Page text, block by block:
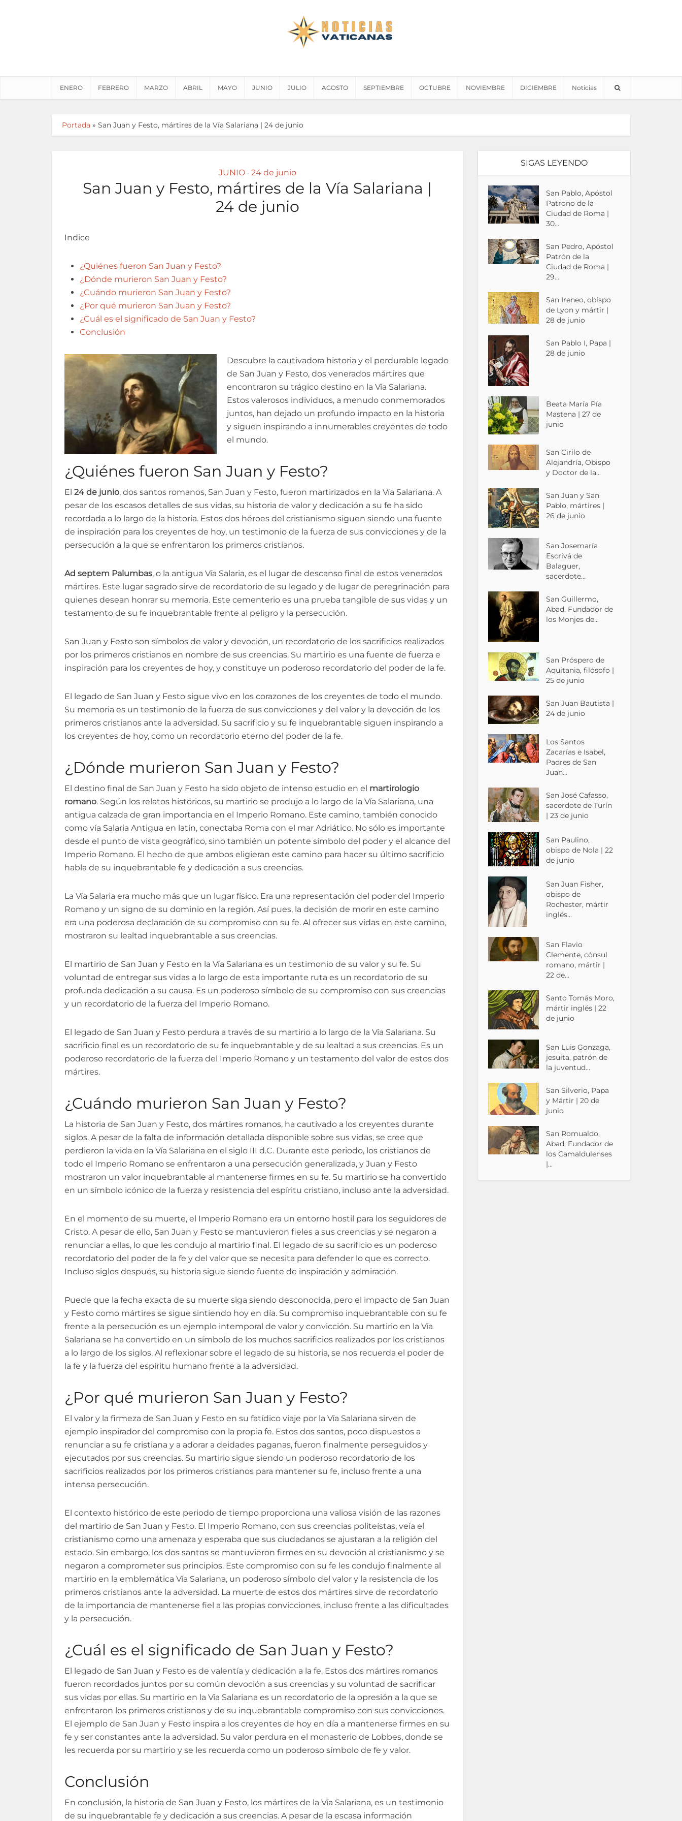
ENERO FEBRERO MARZO ABRIL MAYO JUNIO JULIO AGOSTO SEPTIEMBRE OCTUBRE NOVIEMBRE DICIEMBRE Noticias
Portada » San Juan y Festo, mártires de la Vía Salariana | 24 de junio
JUNIO • 24 de junio
San Juan y Festo, mártires de la Vía Salariana |
24 de junio
Indice
¿Quiénes fueron San Juan y Festo?
¿Dónde murieron San Juan y Festo?
¿Cuándo murieron San Juan y Festo?
¿Por qué murieron San Juan y Festo?
¿Cuál es el significado de San Juan y Festo?
Conclusión
Descubre la cautivadora historia y el perdurable legado
de San Juan y Festo, dos venerados mártires que
encontraron su trágico destino en la Vía Salariana.
Estos valerosos individuos, a menudo conmemorados
juntos, han dejado un profundo impacto en la historia
y siguen inspirando a innumerables creyentes de todo
el mundo.
¿Quiénes fueron San Juan y Festo?
El 24 de junio, dos santos romanos, San Juan y Festo, fueron martirizados en la Vía Salariana. A
pesar de los escasos detalles de sus vidas, su historia de valor y dedicación a su fe ha sido
recordada a lo largo de la historia. Estos dos héroes del cristianismo siguen siendo una fuente
de inspiración para los creyentes de hoy, un testimonio de la fuerza de sus convicciones y de la
persecución a la que se enfrentaron los primeros cristianos.
Ad septem Palumbas, o la antigua Vía Salaria, es el lugar de descanso final de estos venerados
mártires. Este lugar sagrado sirve de recordatorio de su legado y de lugar de peregrinación para
quienes desean honrar su memoria. Este cementerio es una prueba tangible de sus vidas y un
testamento de su fe inquebrantable frente al peligro y la persecución.
San Juan y Festo son símbolos de valor y devoción, un recordatorio de los sacrificios realizados
por los primeros cristianos en nombre de sus creencias. Su martirio es una fuente de fuerza e
inspiración para los creyentes de hoy, y constituye un poderoso recordatorio del poder de la fe.
El legado de San Juan y Festo sigue vivo en los corazones de los creyentes de todo el mundo.
Su memoria es un testimonio de la fuerza de sus convicciones y del valor y la devoción de los
primeros cristianos ante la adversidad. Su sacrificio y su fe inquebrantable siguen inspirando a
los creyentes de hoy, como un recordatorio eterno del poder de la fe.
¿Dónde murieron San Juan y Festo?
El destino final de San Juan y Festo ha sido objeto de intenso estudio en el martirologio
romano. Según los relatos históricos, su martirio se produjo a lo largo de la Vía Salariana, una
antigua calzada de gran importancia en el Imperio Romano. Este camino, también conocido
como vía Salaria Antigua en latín, conectaba Roma con el mar Adriático. No sólo es importante
desde el punto de vista geográfico, sino también un potente símbolo del poder y el alcance del
Imperio Romano. El hecho de que ambos eligieran este camino para hacer su último sacrificio
habla de su inquebrantable fe y dedicación a sus creencias.
La Vía Salaria era mucho más que un lugar físico. Era una representación del poder del Imperio
Romano y un signo de su dominio en la región. Así pues, la decisión de morir en este camino
era una poderosa declaración de su compromiso con su fe. Al ofrecer sus vidas en este camino,
mostraron su lealtad inquebrantable a sus creencias.
El martirio de San Juan y Festo en la Vía Salariana es un testimonio de su valor y su fe. Su
voluntad de entregar sus vidas a lo largo de esta importante ruta es un recordatorio de su
profunda dedicación a su causa. Es un poderoso símbolo de su compromiso con sus creencias
y un recordatorio de la fuerza del Imperio Romano.
El legado de San Juan y Festo perdura a través de su martirio a lo largo de la Vía Salariana. Su
sacrificio final es un recordatorio de su fe inquebrantable y de su lealtad a sus creencias. Es un
poderoso recordatorio de la fuerza del Imperio Romano y un testamento del valor de estos dos
mártires.
¿Cuándo murieron San Juan y Festo?
La historia de San Juan y Festo, dos mártires romanos, ha cautivado a los creyentes durante
siglos. A pesar de la falta de información detallada disponible sobre sus vidas, se cree que
perdieron la vida en la Vía Salariana en el siglo III d.C. Durante este periodo, los cristianos de
todo el Imperio Romano se enfrentaron a una persecución generalizada, y Juan y Festo
mostraron un valor inquebrantable al mantenerse firmes en su fe. Su martirio se ha convertido
en un símbolo icónico de la fuerza y resistencia del espíritu cristiano, incluso ante la adversidad.
En el momento de su muerte, el Imperio Romano era un entorno hostil para los seguidores de
Cristo. A pesar de ello, San Juan y Festo se mantuvieron fieles a sus creencias y se negaron a
renunciar a ellas, lo que les condujo al martirio final. El legado de su sacrificio es un poderoso
recordatorio del poder de la fe y del valor que se necesita para defender lo que es correcto.
Incluso siglos después, su historia sigue siendo fuente de inspiración y admiración.
Puede que la fecha exacta de su muerte siga siendo desconocida, pero el impacto de San Juan
y Festo como mártires se sigue sintiendo hoy en día. Su compromiso inquebrantable con su fe
frente a la persecución es un ejemplo intemporal de valor y convicción. Su martirio en la Vía
Salariana se ha convertido en un símbolo de los muchos sacrificios realizados por los cristianos
a lo largo de los siglos. Al reflexionar sobre el legado de su historia, se nos recuerda el poder de
la fe y la fuerza del espíritu humano frente a la adversidad.
¿Por qué murieron San Juan y Festo?
El valor y la firmeza de San Juan y Festo en su fatídico viaje por la Vía Salariana sirven de
ejemplo inspirador del compromiso con la propia fe. Estos dos santos, poco dispuestos a
renunciar a su fe cristiana y a adorar a deidades paganas, fueron finalmente perseguidos y
ejecutados por sus creencias. Su martirio sigue siendo un poderoso recordatorio de los
sacrificios realizados por los primeros cristianos para mantener su fe, incluso frente a una
intensa persecución.
El contexto histórico de este periodo de tiempo proporciona una valiosa visión de las razones
del martirio de San Juan y Festo. El Imperio Romano, con sus creencias politeístas, veía el
cristianismo como una amenaza y esperaba que sus ciudadanos se ajustaran a la religión del
estado. Sin embargo, los dos santos se mantuvieron firmes en su devoción al cristianismo y se
negaron a comprometer sus principios. Este compromiso con su fe les condujo finalmente al
martirio en la emblemática Vía Salariana, un poderoso símbolo del valor y la resistencia de los
primeros cristianos ante la adversidad. La muerte de estos dos mártires sirve de recordatorio
de la importancia de mantenerse fiel a las propias convicciones, incluso frente a las dificultades
y la persecución.
¿Cuál es el significado de San Juan y Festo?
El legado de San Juan y Festo es de valentía y dedicación a la fe. Estos dos mártires romanos
fueron recordados juntos por su común devoción a sus creencias y su voluntad de sacrificar
sus vidas por ellas. Su martirio en la Vía Salariana es un recordatorio de la opresión a la que se
enfrentaron los primeros cristianos y de su inquebrantable compromiso con sus convicciones.
El ejemplo de San Juan y Festo inspira a los creyentes de hoy en día a mantenerse firmes en su
fe y ser constantes ante la adversidad. Su valor perdura en el monasterio de Lobbes, donde se
les recuerda por su martirio y se les recuerda como un poderoso símbolo de fe y valor.
Conclusión
En conclusión, la historia de San Juan y Festo, los mártires de la Vía Salariana, es un testimonio
de su inquebrantable fe y dedicación a sus creencias. A pesar de la escasa información
SIGAS LEYENDO
San Pablo, Apóstol
Patrono de la
Ciudad de Roma |
30...
San Pedro, Apóstol
Patrón de la
Ciudad de Roma |
29...
San Ireneo, obispo
de Lyon y mártir |
28 de junio
San Pablo I, Papa |
28 de junio
Beata María Pía
Mastena | 27 de
junio
San Cirilo de
Alejandría, Obispo
y Doctor de la...
San Juan y San
Pablo, mártires |
26 de junio
San Josemaría
Escrivá de
Balaguer,
sacerdote...
San Guillermo,
Abad, Fundador de
los Monjes de...
San Próspero de
Aquitania, filósofo |
25 de junio
San Juan Bautista |
24 de junio
Los Santos
Zacarías e Isabel,
Padres de San
Juan...
San José Cafasso,
sacerdote de Turín
| 23 de junio
San Paulino,
obispo de Nola | 22
de junio
San Juan Fisher,
obispo de
Rochester, mártir
inglés...
San Flavio
Clemente, cónsul
romano, mártir |
22 de...
Santo Tomás Moro,
mártir inglés | 22
de junio
San Luis Gonzaga,
jesuita, patrón de
la juventud...
San Silverio, Papa
y Mártir | 20 de
junio
San Romualdo,
Abad, Fundador de
los Camaldulenses
|...